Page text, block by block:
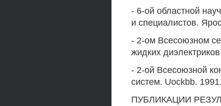
- 6-ой областной
и специалистов.
- 2-ом Всесоюзном
жидких
- 2-ой Всесоюзной
систем. Uockbb.
ПУБЛИКАЦИИ